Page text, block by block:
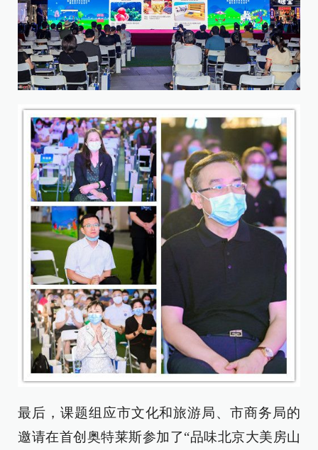
最后，课题组应市文化和旅游局、市商务局的
邀请在首创奥特莱斯参加了“品味北京大美房山